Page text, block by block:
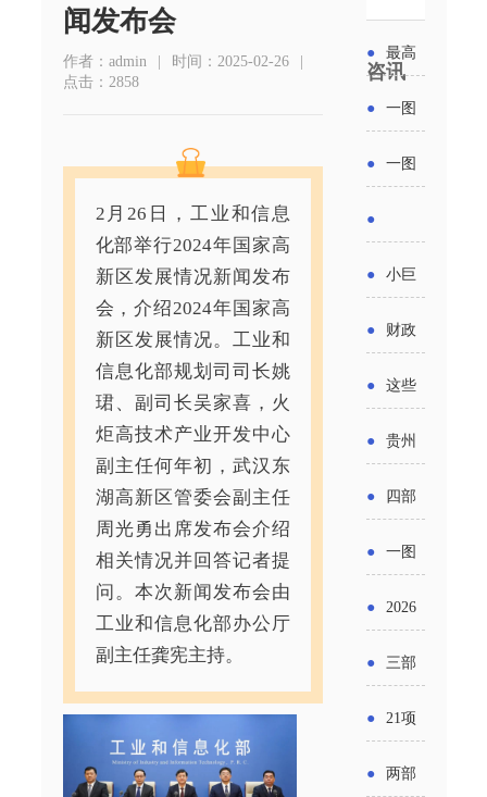
闻发布会
作者：admin | 时间：2025-02-26
|
点击：2858
2月26日，工业和信息
化部举行2024年国家高
新区发展情况新闻发布
会，介绍2024年国家高
新区发展情况。工业和
信息化部规划司司长姚
珺、副司长吴家喜，火
炬高技术产业开发中心
副主任何年初，武汉东
湖高新区管委会副主任
周光勇出席发布会介绍
相关情况并回答记者提
问。本次新闻发布会由
工业和信息化部办公厅
副主任龚宪主持。
咨讯
● 最高
元！贵
州开展
2026年
轮汽车
销活动
● 一图
省科技
成果转
化中试
报工作
● 一图
出台酒
类新规
酒企出
点关注
●
小企业
发展环
境评估
发布
解）
● 小巨
了？工
信部准
备怎么
● 财政
继续实
施专精
特新中
财政奖
● 这些
贷款，
最高可
获1.5%
政贴息
● 贵州
举措激
发各类
经营主
● 四部
求做好
帮扶小
额信贷
● 一图
法及其
实施条
例新变
● 2026
金投向
领域及
● 三部
五”期间
● 21项
● 两部